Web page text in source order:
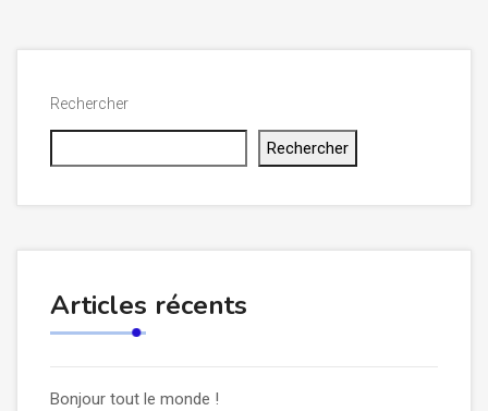
Rechercher
Rechercher
Articles récents
Bonjour tout le monde !